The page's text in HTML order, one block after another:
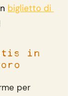
biglietto di
in
per